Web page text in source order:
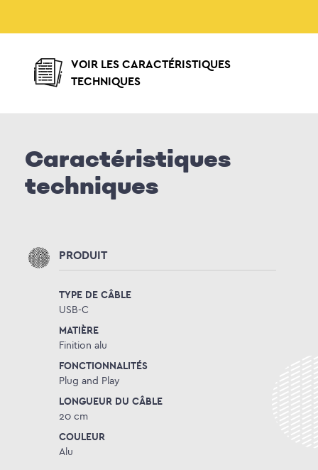
VOIR LES CARACTÉRISTIQUES
TECHNIQUES
Caractéristiques
techniques
PRODUIT
TYPE DE CÂBLE
USB-C
MATIÈRE
Finition alu
FONCTIONNALITÉS
Plug and Play
LONGUEUR DU CÂBLE
20 cm
COULEUR
Alu